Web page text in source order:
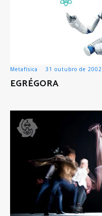
Metafísica 31 outubro de 2002
EGRÉGORA